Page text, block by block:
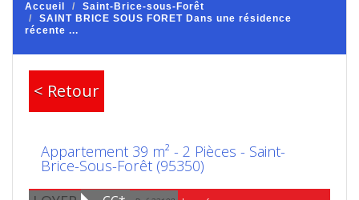
Accueil
Saint-Brice-sous-Forêt
SAINT BRICE SOUS FORET Dans une résidence
récente ...
< Retour
Appartement 39 m² - 2 Pièces - Saint-
Brice-Sous-Forêt (95350)